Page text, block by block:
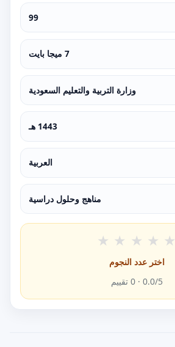
99
7 ميجا بايت
وزارة التربية والتعليم السعودية
1443 هـ
العربية
مناهج وحلول دراسية
★ ★ ★ ★ ★
اختر عدد النجوم
0.0/5 ·
0 تقييم